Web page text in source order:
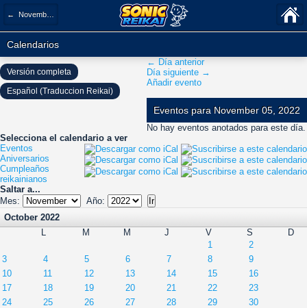
← November 2022
Calendarios
← Día anterior
Día siguiente →
Añadir evento
Eventos para November 05, 2022
No hay eventos anotados para este día.
Selecciona el calendario a ver
Eventos
Aniversarios
Cumpleaños
reikainianos
Saltar a...
Mes:
Año:
October 2022
L
M M J V S
D
1
2
3
4 5 6 7 8
9
10
11 12 13 14 15
16
17
18 19 20 21 22
23
24
25 26 27 28 29
30
Versión completa
Español (Traduccion Reikai)